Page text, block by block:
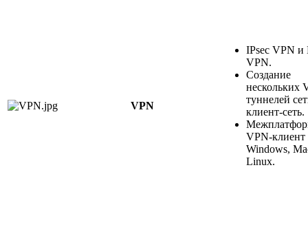
VPN
IPsec VPN и
VPN.
Создание
нескольких
туннелей
клиент-сеть.
VPN-клиент
Windows,
Linux.